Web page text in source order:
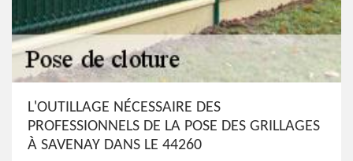
L'OUTILLAGE NÉCESSAIRE DES
PROFESSIONNELS DE LA POSE DES GRILLAGES
À SAVENAY DANS LE 44260